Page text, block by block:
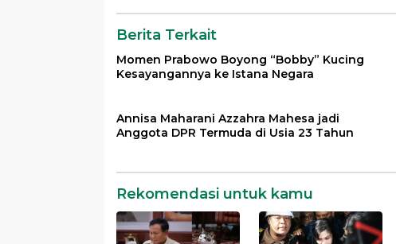
Berita Terkait
Momen Prabowo Boyong “Bobby” Kucing
Kesayangannya ke Istana Negara
Annisa Maharani Azzahra Mahesa jadi
Anggota DPR Termuda di Usia 23 Tahun
Rekomendasi untuk kamu